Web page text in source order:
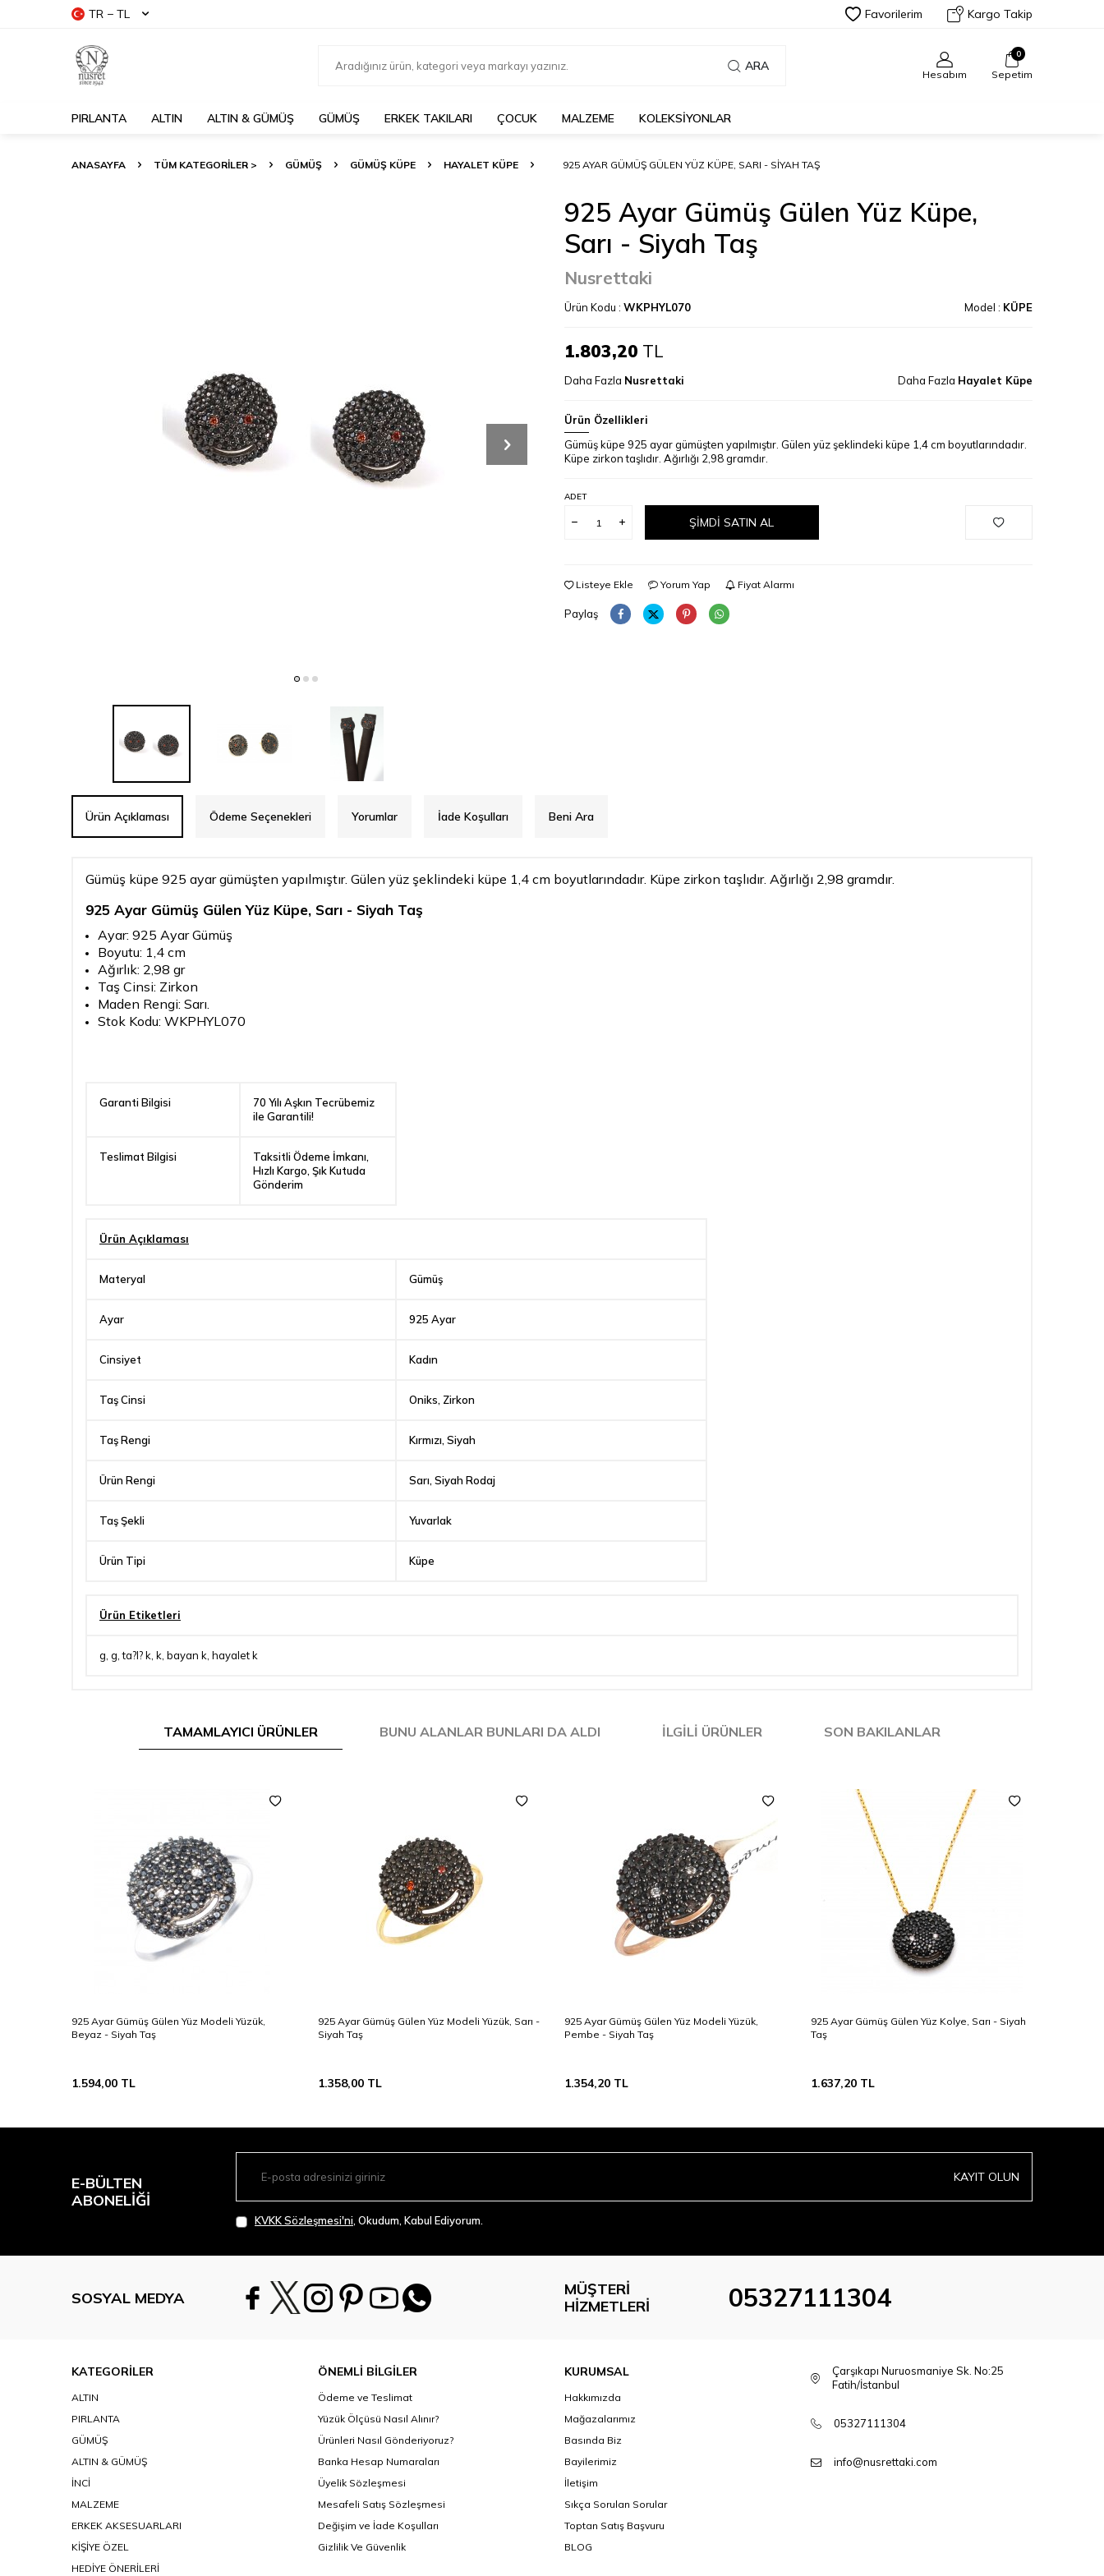
TR − TL Favorilerim Kargo Takip
ARA
Hesabım
0
Sepetim
PIRLANTA ALTIN ALTIN & GÜMÜŞ GÜMÜŞ ERKEK TAKILARI ÇOCUK MALZEME KOLEKSİYONLAR
ANASAYFA TÜM KATEGORİLER > GÜMÜŞ GÜMÜŞ KÜPE HAYALET KÜPE 925 AYAR GÜMÜŞ GÜLEN YÜZ KÜPE, SARI - SIYAH TAŞ
925 Ayar Gümüş Gülen Yüz Küpe,
Sarı - Siyah Taş
Nusrettaki
Ürün Kodu : WKPHYL070 Model : KÜPE
1.803,20 TL
Daha Fazla Nusrettaki Daha Fazla Hayalet Küpe
Ürün Özellikleri
Gümüş küpe 925 ayar gümüşten yapılmıştır. Gülen yüz şeklindeki küpe 1,4 cm boyutlarındadır.
Küpe zirkon taşlıdır. Ağırlığı 2,98 gramdır.
ADET
ŞIMDI SATIN AL
Listeye Ekle Yorum Yap Fiyat Alarmı
Paylaş
Ürün Açıklaması Ödeme Seçenekleri Yorumlar İade Koşulları Beni Ara
Gümüş küpe 925 ayar gümüşten yapılmıştır. Gülen yüz şeklindeki küpe 1,4 cm boyutlarındadır. Küpe zirkon taşlıdır. Ağırlığı 2,98 gramdır.
925 Ayar Gümüş Gülen Yüz Küpe, Sarı - Siyah Taş
Ayar: 925 Ayar Gümüş
Boyutu: 1,4 cm
Ağırlık: 2,98 gr
Taş Cinsi: Zirkon
Maden Rengi: Sarı.
Stok Kodu: WKPHYL070
Garanti Bilgisi
70 Yılı Aşkın Tecrübemiz
ile Garantili!
Teslimat Bilgisi
Taksitli Ödeme İmkanı,
Hızlı Kargo, Şık Kutuda
Gönderim
Ürün Açıklaması
Materyal Gümüş
Ayar 925 Ayar
Cinsiyet Kadın
Taş Cinsi Oniks, Zirkon
Taş Rengi Kırmızı, Siyah
Ürün Rengi Sarı, Siyah Rodaj
Taş Şekli Yuvarlak
Ürün Tipi Küpe
Ürün Etiketleri
g g ,ta?l? k k bayan k hayalet k
TAMAMLAYICI ÜRÜNLER BUNU ALANLAR BUNLARI DA ALDI İLGILI ÜRÜNLER SON BAKILANLAR
925 Ayar Gümüş Gülen Yüz Modeli Yüzük,
Beyaz - Siyah Taş
1.594,00 TL
925 Ayar Gümüş Gülen Yüz Modeli Yüzük, Sarı -
Siyah Taş
1.358,00 TL
925 Ayar Gümüş Gülen Yüz Modeli Yüzük,
Pembe - Siyah Taş
1.354,20 TL
925 Ayar Gümüş Gülen Yüz Kolye, Sarı - Siyah
Taş
1.637,20 TL
E-BÜLTEN
ABONELIĞI
KAYIT OLUN
KVKK Sözleşmesi'ni , Okudum, Kabul Ediyorum.
SOSYAL MEDYA
MÜŞTERI
HIZMETLERI
05327111304
KATEGORİLER
ALTIN
PIRLANTA
GÜMÜŞ
ALTIN & GÜMÜŞ
İNCİ
MALZEME
ERKEK AKSESUARLARI
KİŞİYE ÖZEL
HEDİYE ÖNERİLERİ
ÖNEMLİ BİLGİLER
Ödeme ve Teslimat
Yüzük Ölçüsü Nasıl Alınır?
Ürünleri Nasıl Gönderiyoruz?
Banka Hesap Numaraları
Üyelik Sözleşmesi
Mesafeli Satış Sözleşmesi
Değişim ve İade Koşulları
Gizlilik Ve Güvenlik
KURUMSAL
Hakkımızda
Mağazalarımız
Basında Biz
Bayilerimiz
İletişim
Sıkça Sorulan Sorular
Toptan Satış Başvuru
BLOG
Çarşıkapı Nuruosmaniye Sk. No:25
Fatih/İstanbul
05327111304
info@nusrettaki.com